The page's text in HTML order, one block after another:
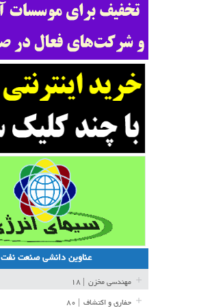
عناوین دانشی صنعت نفت
مهندسی مخزن
حفاری و اکتشاف